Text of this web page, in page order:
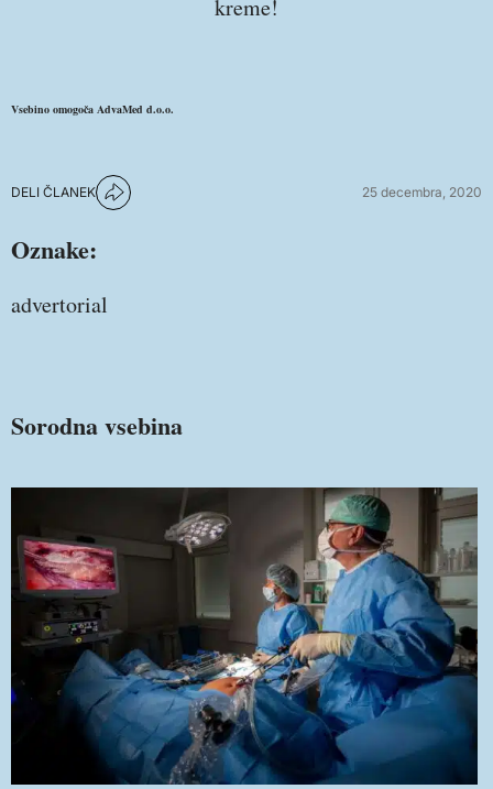
kreme!
Vsebino omogoča AdvaMed d.o.o.
DELI ČLANEK 25 decembra, 2020
Oznake:
advertorial
Sorodna vsebina